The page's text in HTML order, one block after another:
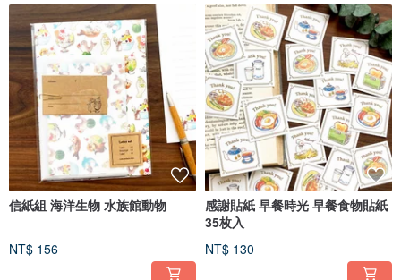
信紙組 海洋生物 水族館動物
NT$ 156
感謝貼紙 早餐時光 早餐食物貼紙
35枚入
NT$ 130